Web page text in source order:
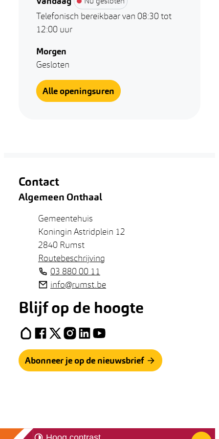
Telefonisch bereikbaar van 08:30 tot
12:00 uur
Morgen
Gesloten
Alle openingsuren Vrije Tijd
Contact
Algemeen Onthaal
AdresGemeentehuis
Koningin Astridplein 12
,2840 Rumst
Routebeschrijving
03 880 00 11
E-mail
info@rumst.be
Blijf op de hoogte
HoplrFacebook
X (Twitter)
Instagram
LinkedInYouTube
Abonneer je op de nieuwsbrief